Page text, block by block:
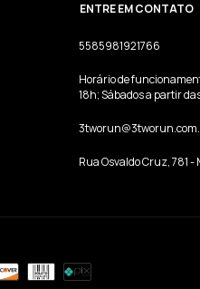
ENTRE EM CONTATO
5585981921766
Horário de
18h; Sábados a partir
Rua Osvaldo Cruz, 781